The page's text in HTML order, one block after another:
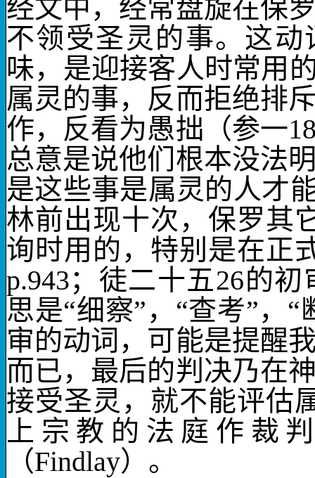
经文中，经常盘旋在保
不领受圣灵的事。这动
味，是迎接客人时常用
属灵的事，反而拒绝排
作，反看为愚拙 （参一
总意是说他们根本没法
是这些事是属灵的人才
林前出现十次，保罗其
询时用的，特别是在正
p.943；徒二十五26的初
思是“细察”，“查考”，
审的动词，可能是提醒
而已，最后的判决乃在
接受圣灵，就不能评估
上宗教的法庭作裁
（Findlay）。